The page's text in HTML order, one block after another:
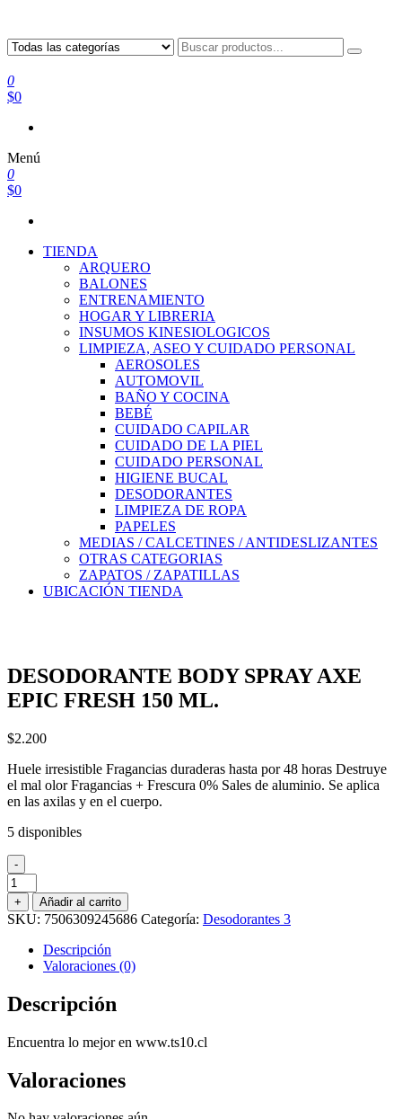
0
$0
Menú
0
$0
TIENDA
ARQUERO
BALONES
ENTRENAMIENTO
HOGAR Y LIBRERIA
INSUMOS KINESIOLOGICOS
LIMPIEZA, ASEO Y CUIDADO PERSONAL
AEROSOLES
AUTOMOVIL
BAÑO Y COCINA
BEBÉ
CUIDADO CAPILAR
CUIDADO DE LA PIEL
CUIDADO PERSONAL
HIGIENE BUCAL
DESODORANTES
LIMPIEZA DE ROPA
PAPELES
MEDIAS / CALCETINES / ANTIDESLIZANTES
OTRAS CATEGORIAS
ZAPATOS / ZAPATILLAS
UBICACIÓN TIENDA
DESODORANTE BODY SPRAY AXE
EPIC FRESH 150 ML.
$2.200
Huele irresistible Fragancias duraderas hasta por 48 horas Destruye
el mal olor Fragancias + Frescura 0% Sales de aluminio. Se aplica
en las axilas y en el cuerpo.
5 disponibles
-
DESODORANTE
BODY
SPRAY
AXE
EPIC
FRESH
ML.
cantidad
+ Añadir al carrito
SKU: 7506309245686 Categoría: Desodorantes 3
Descripción
Valoraciones (0)
Descripción
Encuentra lo mejor en www.ts10.cl
Valoraciones